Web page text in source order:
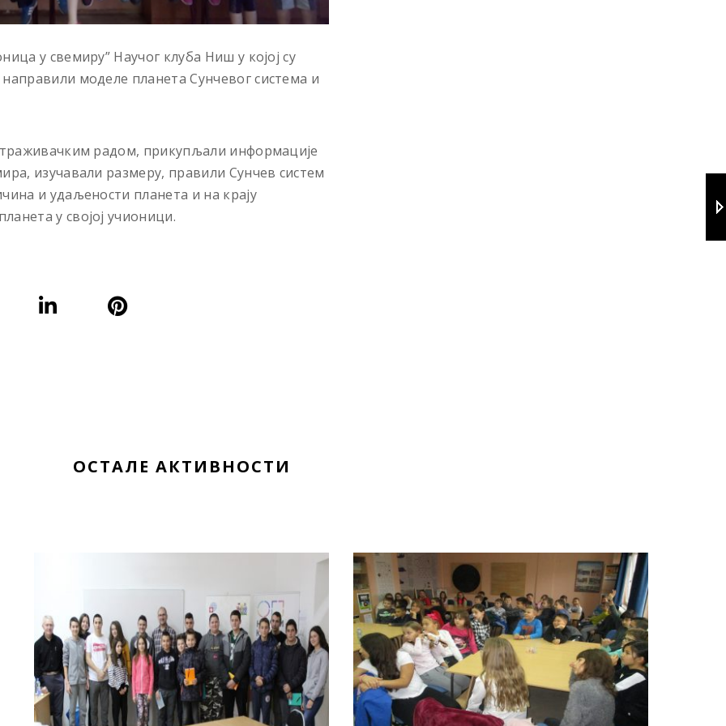
у свемиру” Научог клуба Ниш у којој су
моделе планета Сунчевог система и
радом, прикупљали информације
изучавали размеру, правили Сунчев систем
и удаљености планета и на крају
у својој учионици.
ОСТАЛЕ АКТИВНОСТИ